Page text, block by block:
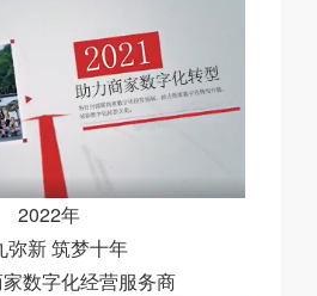
2022年
弥新 筑梦十年
家数字化经营服务商